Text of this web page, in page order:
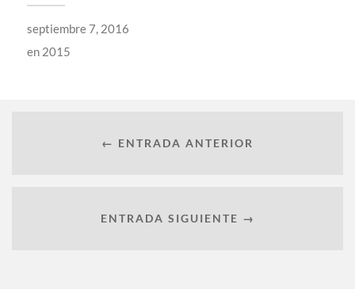
septiembre 7, 2016
en 2015
← ENTRADA ANTERIOR
ENTRADA SIGUIENTE →